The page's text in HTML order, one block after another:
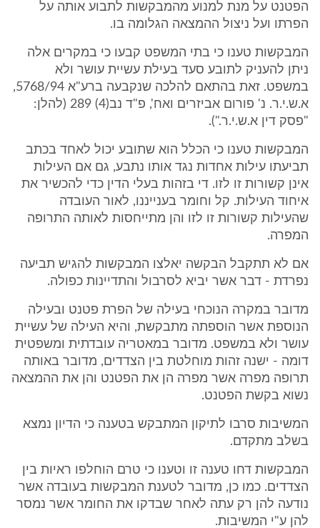
הפטנט על מנת למנוע מהמבקשות לתבוע אותה על
הפרתו ועל ניצול ההמצאה הגלומה בו.
המבקשות טענו כי בתי המשפט קבעו כי במקרים אלה
ניתן להעניק לתובע סעד בעילת עשיית עושר ולא
במשפט. זאת בהתאם להלכה שנקבעה ברע"א 5768/94,
א.ש.י.ר. נ' פורום אביזרים ואח', פ"ד נב(4) 289 (להלן:
"פסק דין א.ש.י.ר.").
המבקשות טענו כי הכלל הוא שתובע יכול לאחד בכתב
תביעתו עילות אחדות נגד אותו נתבע, גם אם העילות
אינן קשורות זו לזו. די בזהות בעלי הדין כדי להכשיר את
איחוד העילות. קל וחומר בענייננו, לאור העובדה
שהעילות קשורות זו לזו והן מתייחסות לאותה התרופה
המפרה.
אם לא תתקבל הבקשה יאלצו המבקשות להגיש תביעה
נפרדת - דבר אשר יביא לסרבול והתדיינות כפולה.
מדובר במקרה הנוכחי בעילה של הפרת פטנט ובעילה
הנוספת אשר הוספתה מתבקשת, והיא העילה של עשיית
עושר ולא במשפט. מדובר במאטריה עובדתית ומשפטית
דומה - ישנה זהות מוחלטת בין הצדדים, מדובר באותה
תרופה מפרה אשר מפרה הן את הפטנט והן את ההמצאה
נשוא בקשת הפטנט.
המשיבות סרבו לתיקון המתבקש בטענה כי הדיון נמצא
בשלב מתקדם.
המבקשות דחו טענה זו וטענו כי טרם הוחלפו ראיות בין
הצדדים. כמו כן, מדובר לטענת המבקשות בעובדה אשר
נודעה להן רק עתה לאחר שבדקו את החומר אשר נמסר
להן ע"י המשיבות.